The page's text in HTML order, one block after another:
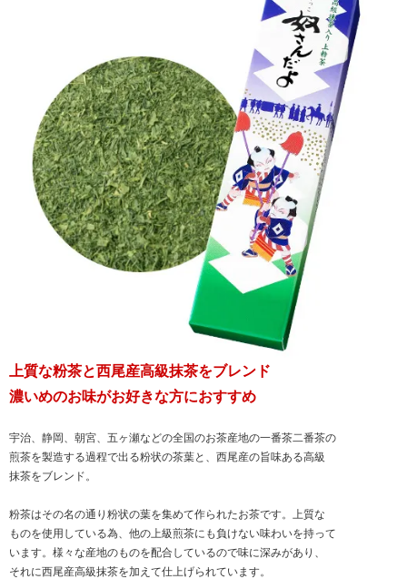
上質な粉茶と西尾産高級抹茶をブレンド
濃いめのお味がお好きな方におすすめ
宇治、静岡、朝宮、五ヶ瀬などの全国のお茶産地の一番茶二番茶の
煎茶を製造する過程で出る粉状の茶葉と、西尾産の旨味ある高級
抹茶をブレンド。
粉茶はその名の通り粉状の葉を集めて作られたお茶です。上質な
ものを使用している為、他の上級煎茶にも負けない味わいを持って
います。様々な産地のものを配合しているので味に深みがあり、
それに西尾産高級抹茶を加えて仕上げられています。